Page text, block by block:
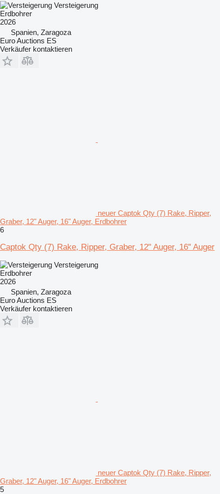
Versteigerung
Erdbohrer
2026
Spanien, Zaragoza
Euro Auctions ES
Verkäufer kontaktieren
neuer Captok Qty (7) Rake, Ripper,
Graber, 12" Auger, 16" Auger, Erdbohrer
6
Captok Qty (7) Rake, Ripper, Graber, 12" Auger, 16" Auger
Versteigerung
Erdbohrer
2026
Spanien, Zaragoza
Euro Auctions ES
Verkäufer kontaktieren
neuer Captok Qty (7) Rake, Ripper,
Graber, 12" Auger, 16" Auger, Erdbohrer
5